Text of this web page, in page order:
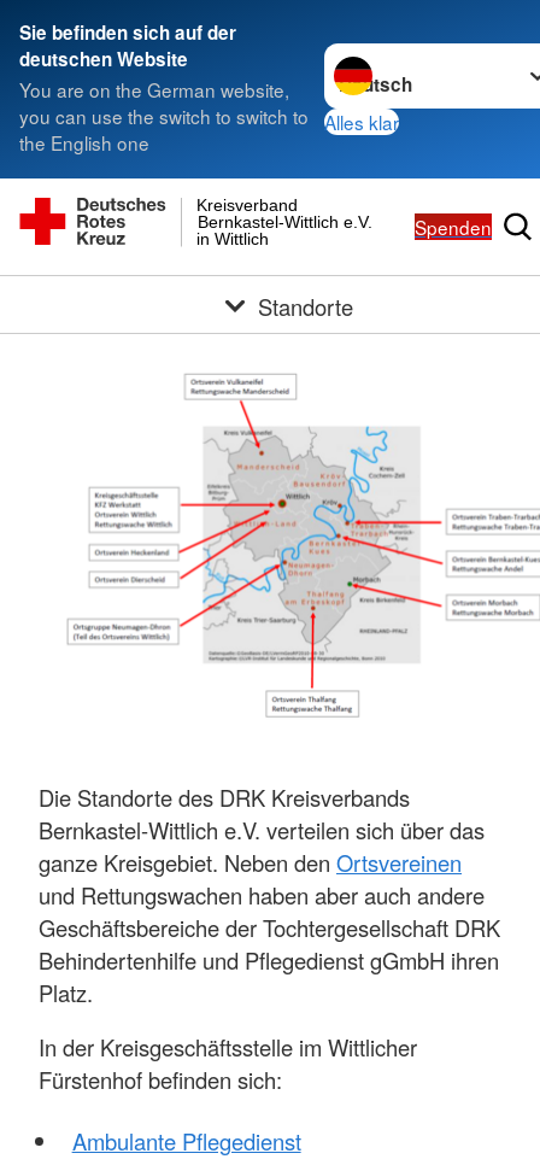
Sie befinden sich auf der
deutschen Website
You are on the German website,
you can use the switch to switch to
the English one
Sprache wechseln zu
Alles klar
in Wittlich
Bernkastel-Wittlich e.V.
Kreisverband
Spenden
Standorte
Die Standorte des DRK Kreisverbands
Bernkastel-Wittlich e.V. verteilen sich über das
ganze Kreisgebiet. Neben den Ortsvereinen
und Rettungswachen haben aber auch andere
Geschäftsbereiche der Tochtergesellschaft DRK
Behindertenhilfe und Pflegedienst gGmbH ihren
Platz.
In der Kreisgeschäftsstelle im Wittlicher
Fürstenhof befinden sich:
Ambulante Pflegedienst